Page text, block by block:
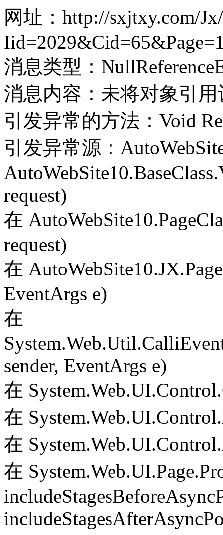
网址：http://sxjtxy.com/
消息类型：
消息内容：未将对象引
引发异常的方法：Void
引发异常源：
request)
在
request)
在
EventArgs e)
在
sender, EventArgs e)
在
在
在
在